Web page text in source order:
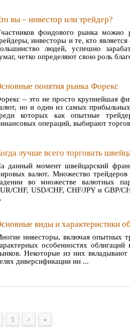
вы – инвестор или трейдер?
фондового рынка можно
инвесторы и те, кто
людей, успешно
четко определяют свою роль
понятия рынка Форекс
– это не просто крупнейшая
но и один из самых
которых как опытные
операций, выбирают
лучше всего торговать
данный момент швейцарский
валют. Множество трейдеров
во множестве валютных
CHF, USD/CHF, CHF/JPY и GBP/
виды и характеристики
инвесторы, включая опытных
особенностях
Некоторые из них вкладывают
диверсификации ин ...
5 > »